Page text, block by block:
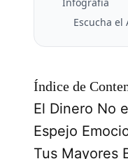
Escucha
Índice de
El Dinero No
Espejo
Tus Mayores